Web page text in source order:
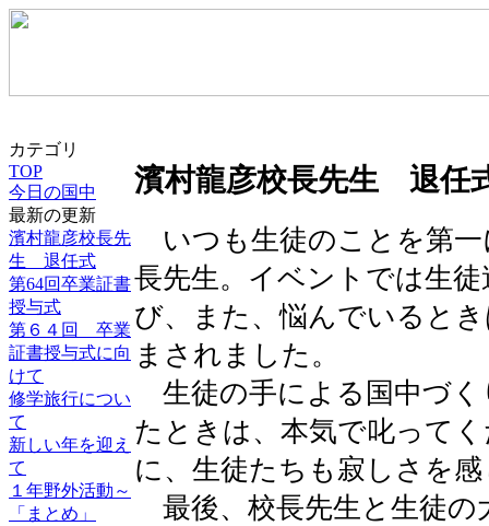
カテゴリ
TOP
今日の国中
最新の更新
濱村龍彦校長先
生 退任式
第64回卒業証書
授与式
第６４回 卒業
証書授与式に向
けて
修学旅行につい
て
新しい年を迎え
て
１年野外活動～
「まとめ」
濱村龍彦校長先生 退任
いつも生徒のことを第
長先生。イベントでは生
び、また、悩んでいると
まされました。
生徒の手による国中づ
たときは、本気で叱って
に、生徒たちも寂しさを
最後、校長先生と生徒の